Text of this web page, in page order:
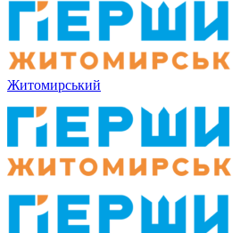
Житомирський